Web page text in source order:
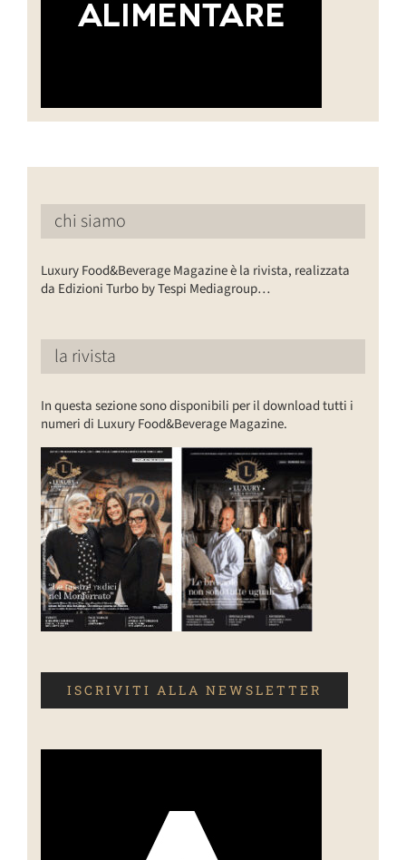
chi siamo
Luxury Food&Beverage Magazine è la rivista, realizzata
da Edizioni Turbo by Tespi Mediagroup…
la rivista
In questa sezione sono disponibili per il download tutti i
numeri di Luxury Food&Beverage Magazine.
ISCRIVITI ALLA NEWSLETTER